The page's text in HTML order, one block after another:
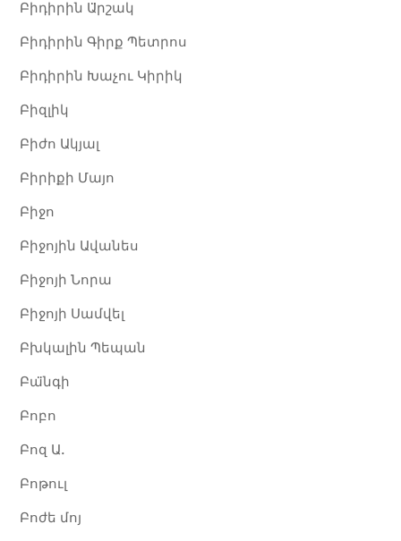
Բիդիրին Ա̈րշակ
Բիդիրին Գիրք Պետրոս
Բիդիրին Խաչու Կիրիկ
Բիզլիկ
Բիժո Ակյալ
Բիրիքի Մայո
Բիջո
Բիջոյին Ավանես
Բիջոյի Նորա
Բիջոյի Սամվել
Բխկալին Պեպան
Բա̈նգի
Բոբո
Բոզ Ա.
Բոթուլ
Բոժե մոյ